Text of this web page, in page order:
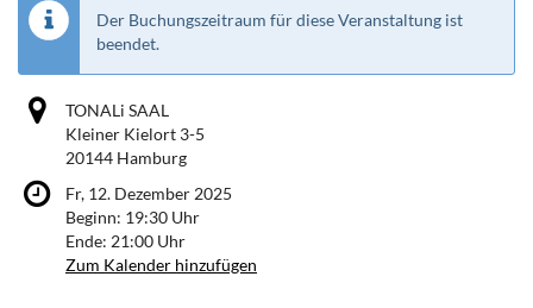
Der Buchungszeitraum für diese Veranstaltung ist
beendet.
TONALi SAAL
Kleiner Kielort 3-5
20144 Hamburg
Fr, 12. Dezember 2025
Beginn: 19:30 Uhr
Ende: 21:00 Uhr
Zum Kalender hinzufügen